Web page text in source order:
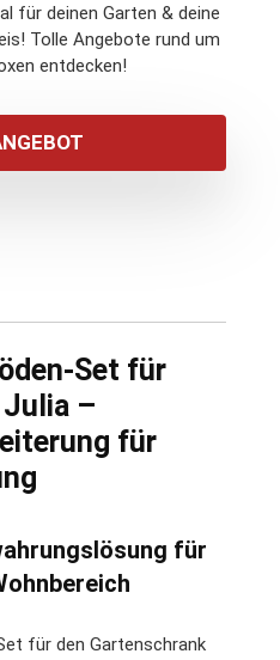
für deinen Garten & deine
Tolle Angebote rund um
entdecken!
Set für
–
für
für
für den Gartenschrank